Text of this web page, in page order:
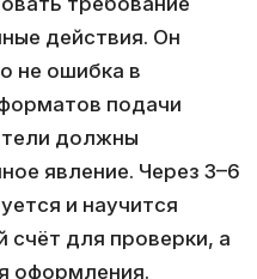
действия. Он
не ошибка в
подачи
должны
явление. Через 3–6
и научится
счёт для проверки, а
оформления.